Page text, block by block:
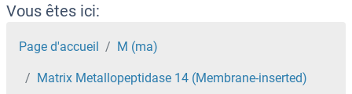
MAT2B Anticorps
MAT2A Anticorps
MAT1A Anticorps
Vous êtes ici:
Page d'accueil M (ma)
Matrix Metallopeptidase 14 (Membrane-inserted)